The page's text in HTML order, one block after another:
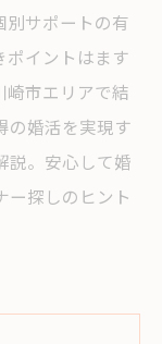
別サポートの有
ポイントはます
崎市エリアで結
の婚活を実現す
説。安心して婚
ー探しのヒント